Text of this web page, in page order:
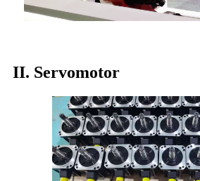
II. Servomotor